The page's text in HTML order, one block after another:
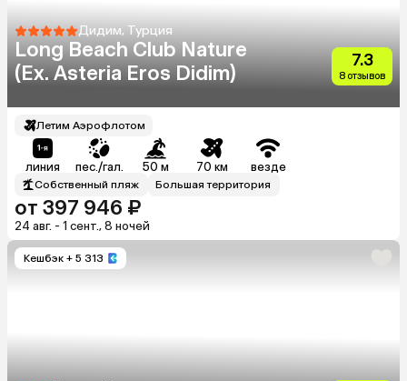
Дидим, Турция
Long Beach Club Nature
(Ex. Asteria Eros Didim)
7.3
8 отзывов
Летим Аэрофлотом
линия пес./гал. 50 м 70 км везде
Собственный пляж Большая территория
от 397 946 ₽
24 авг. - 1 сент., 8 ночей
Кешбэк + 5 313